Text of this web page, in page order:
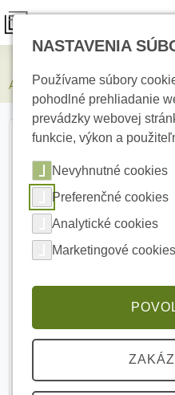
AJAX Superior HomeSiren
NASTAVENIA
Používame súbory
pohodlné prehliadanie
prevádzky webovej
funkcie, výkon a
Nevyhnutné cookies
Preferenčné cookies
Analytické cookies
Marketingové cookies